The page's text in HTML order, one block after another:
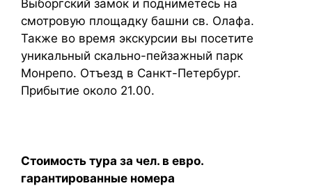
Выборгский замок и подниметесь на
смотровую площадку башни св. Олафа.
Также во время экскурсии вы посетите
уникальный скально-пейзажный парк
Монрепо. Отъезд в Санкт-Петербург.
Прибытие около 21.00.
Стоимость тура за чел. в евро.
гарантированные номера